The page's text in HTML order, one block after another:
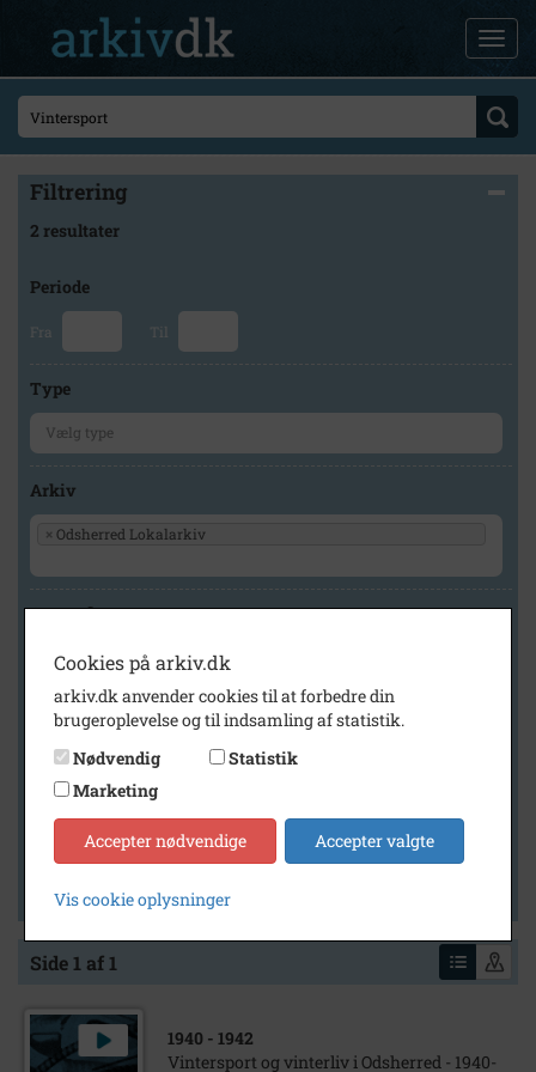
Filtrering
2 resultater
Periode
Fra Til
Type
Arkiv
× Odsherred Lokalarkiv
Geografi
Generelt
Vis kun med billeder
Vis kun med filmklip
Vis kun med lydklip
Vis kun med kilder
Vis kun med geo-tag
Side 1 af 1
1940 - 1942
Vintersport og vinterliv i Odsherred - 1940-
Cookies på arkiv.dk
arkiv.dk anvender cookies til at forbedre din
brugeroplevelse og til indsamling af statistik.
Nødvendig
Statistik
Marketing
Accepter nødvendige Accepter valgte
Vis cookie oplysninger